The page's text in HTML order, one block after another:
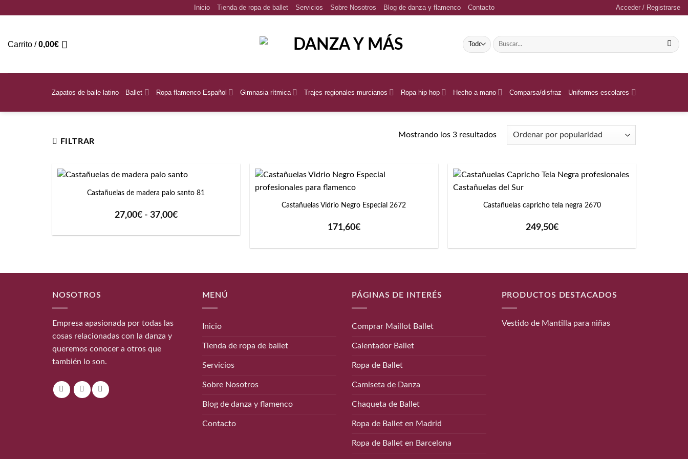
Inicio Tienda de ropa de ballet Servicios Sobre Nosotros Blog de danza y flamenco Contacto Acceder / Registrarse
Carrito /0,00€
Buscar
por:
Zapatos de baile latino Ballet Ropa flamenco Español Gimnasia rítmica Trajes regionales murcianos Ropa hip hop Hecho a mano Comparsa/disfraz Uniformes escolares
FILTRAR
Mostrando los 3 resultadosOrdenado
por
+
Castañuelas de madera palo santo 81
27,00€ - 37,00€Rango
precios:
+
Castañuelas Vidrio Negro Especial 2672
171,60€
+
Castañuelas capricho tela negra 2670
249,50€
NOSOTROS
Empresa apasionada por todas las
cosas relacionadas con la danza y
queremos conocer a otros que
también lo son.
MENÚ
Inicio
Tienda de ropa de ballet
Servicios
Sobre Nosotros
Blog de danza y flamenco
Contacto
PÁGINAS DE INTERÉS
Comprar Maillot Ballet
Calentador Ballet
Ropa de Ballet
Camiseta de Danza
Chaqueta de Ballet
Ropa de Ballet en Madrid
Ropa de Ballet en Barcelona
PRODUCTOS DESTACADOS
Vestido de Mantilla para niñas